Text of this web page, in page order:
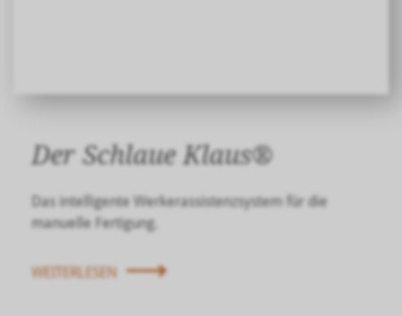
Der Schlaue Klaus®
Das intelligente Werkerassistenzsystem für die
manuelle Fertigung.
WEITERLESEN